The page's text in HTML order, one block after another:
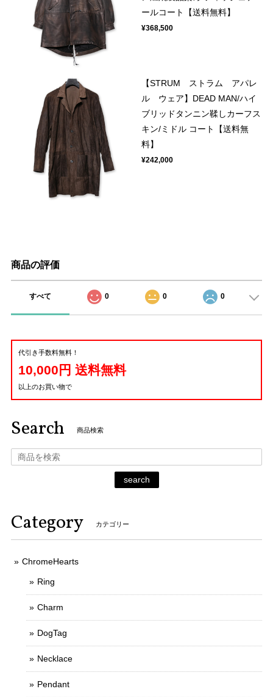
ールコート【送料無料】
¥368,500
【STRUM ストラム アパレ
ル ウェア】DEAD MAN/ハイ
ブリッドタンニン鞣しカーフス
キン/ミドル コート【送料無
料】
¥242,000
商品の評価
すべて 0 0 0
代引き手数料無料！
10,000円 送料無料
以上のお買い物で
Search 商品検索
search
Category カテゴリー
ChromeHearts
Ring
Charm
DogTag
Necklace
Pendant